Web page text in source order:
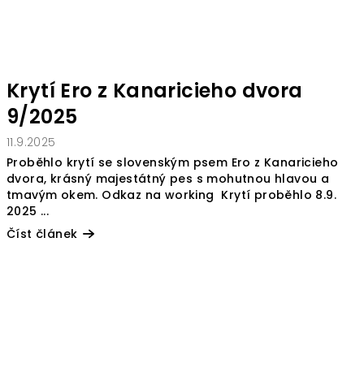
Krytí Ero z Kanaricieho dvora
9/2025
11.9.2025
Proběhlo krytí se slovenským psem Ero z Kanaricieho
dvora, krásný majestátný pes s mohutnou hlavou a
tmavým okem. Odkaz na working Krytí proběhlo 8.9.
2025 ...
Číst článek